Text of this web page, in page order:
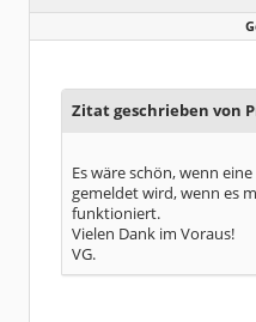
Geschlecht:
keine Angabe
Dabei seit:
07 / 2009
Zitat geschrieben von
Es wäre schön, wenn
gemeldet wird, wenn es
funktioniert.
Vielen Dank im Voraus!
VG.